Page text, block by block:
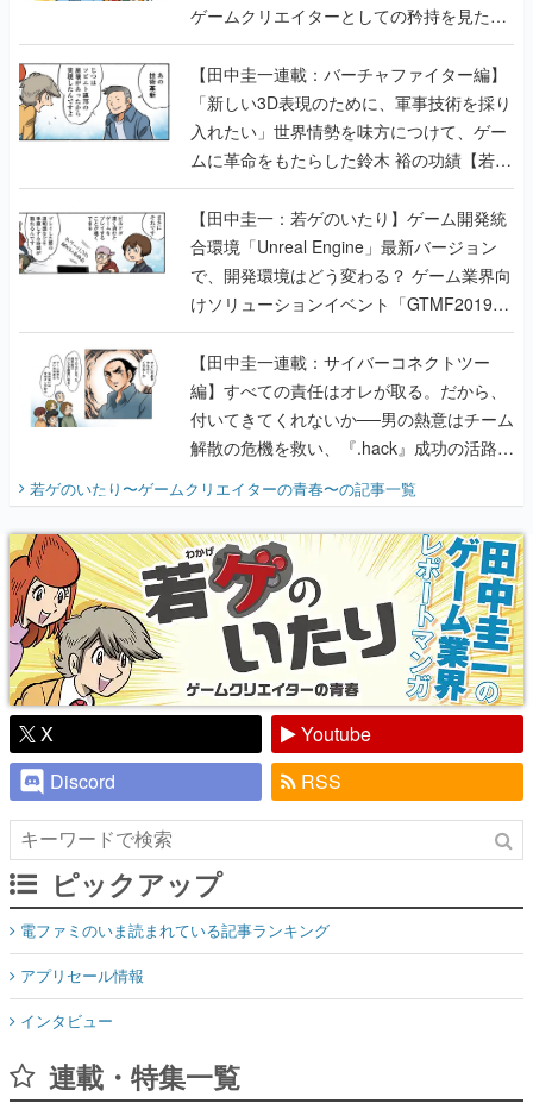
「新しい3D表現のために、軍事技術を採り
入れたい」世界情勢を味方につけて、ゲー
ムに革命をもたらした鈴木 裕の功績【若ゲ
のいたり】
【田中圭一：若ゲのいたり】ゲーム開発統
合環境「Unreal Engine」最新バージョン
で、開発環境はどう変わる？ ゲーム業界向
けソリューションイベント「GTMF2019」
に行って、より理解を深めよう【PR】
【田中圭一連載：サイバーコネクトツー
編】すべての責任はオレが取る。だから、
付いてきてくれないか──男の熱意はチーム
解散の危機を救い、『.hack』成功の活路を
開く。業界の快男児・松山 洋に流れる血は
『少年ジャンプ』色だった【若ゲのいた
り】
若ゲのいたり〜ゲームクリエイターの青春〜の記事一覧
X
Youtube
Discord
RSS
ピックアップ
電ファミのいま読まれている記事ランキング
アプリセール情報
インタビュー
連載・特集一覧
くの人々に読まれた、電ファミ渾身の“殿堂入り”記事をまとめま
した。